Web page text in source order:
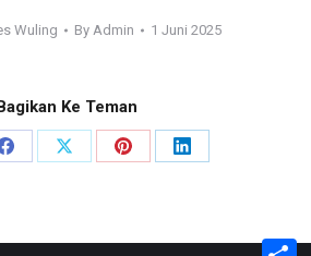
Wuling By Admin 1 Juni 2025
Ke Teman
Share
Share
Share
Share